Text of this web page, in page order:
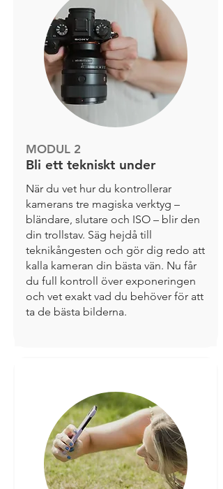
MODUL 2
Bli ett tekniskt under
När du vet hur du kontrollerar
kamerans tre magiska verktyg –
bländare, slutare och ISO – blir den
din trollstav. Säg hejdå till
teknikångesten och gör dig redo att
kalla kameran din bästa vän. Nu får
du full kontroll över exponeringen
och vet exakt vad du behöver för att
ta de bästa bilderna.